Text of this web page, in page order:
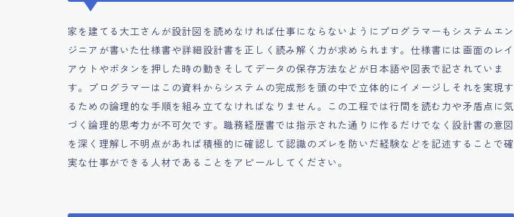
家を建てる大工さんが設計図を読めなければ仕事にならないようにプログラマーもシステムエン
ジニアが書いた仕様書や詳細設計書を正しく読み解く力が求められます。仕様書には画面のレイ
アウトやボタンを押した時の動きそしてデータの保存方法などが日本語や図表で記されていま
す。プログラマーはこの資料からシステムの完成形を頭の中で立体的にイメージしそれを実現す
るための論理的な手順を組み立てなければなりません。この工程では行間を読む力や矛盾点に気
づく論理的思考力が不可欠です。職務経歴書では指示された通りに作るだけでなく設計書の意図
を深く理解し不明点があれば積極的に確認して認識のズレを防いだ経験などを記述することで確
実な仕事ができる人材であることをアピールしてください。